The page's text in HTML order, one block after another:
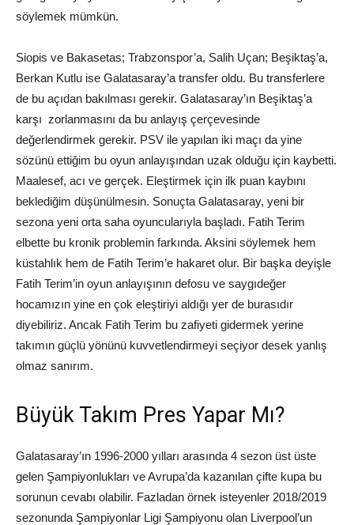
söylemek mümkün.
Siopis ve Bakasetas; Trabzonspor’a, Salih Uçan; Beşiktaş’a,
Berkan Kutlu ise Galatasaray’a transfer oldu. Bu transferlere
de bu açıdan bakılması gerekir. Galatasaray’ın Beşiktaş’a
karşı zorlanmasını da bu anlayış çerçevesinde
değerlendirmek gerekir. PSV ile yapılan iki maçı da yine
sözünü ettiğim bu oyun anlayışından uzak olduğu için kaybetti.
Maalesef, acı ve gerçek. Eleştirmek için ilk puan kaybını
beklediğim düşünülmesin. Sonuçta Galatasaray, yeni bir
sezona yeni orta saha oyuncularıyla başladı. Fatih Terim
elbette bu kronik problemin farkında. Aksini söylemek hem
küstahlık hem de Fatih Terim’e hakaret olur. Bir başka deyişle
Fatih Terim’in oyun anlayışının defosu ve saygıdeğer
hocamızın yine en çok eleştiriyi aldığı yer de burasıdır
diyebiliriz. Ancak Fatih Terim bu zafiyeti gidermek yerine
takımın güçlü yönünü kuvvetlendirmeyi seçiyor desek yanlış
olmaz sanırım.
Büyük Takım Pres Yapar Mı?
Galatasaray’ın 1996-2000 yılları arasında 4 sezon üst üste
gelen Şampiyonlukları ve Avrupa’da kazanılan çifte kupa bu
sorunun cevabı olabilir. Fazladan örnek isteyenler 2018/2019
sezonunda Şampiyonlar Ligi Şampiyonu olan Liverpool’un